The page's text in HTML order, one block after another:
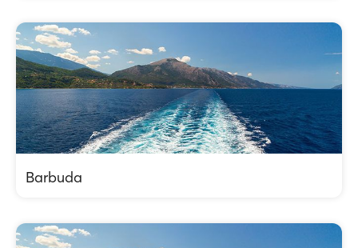
Barbuda